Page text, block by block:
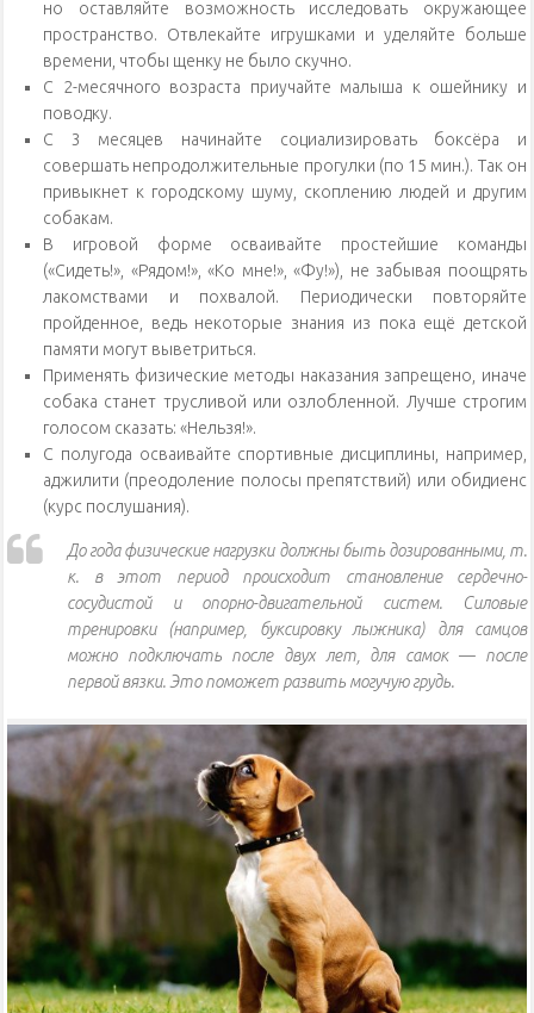
но оставляйте возможность исследовать окружающее
пространство. Отвлекайте игрушками и уделяйте больше
времени, чтобы щенку не было скучно.
С 2-месячного возраста приучайте малыша к ошейнику и
поводку.
С 3 месяцев начинайте социализировать боксёра и
совершать непродолжительные прогулки (по 15 мин.). Так он
привыкнет к городскому шуму, скоплению людей и другим
собакам.
В игровой форме осваивайте простейшие команды
(«Сидеть!», «Рядом!», «Ко мне!», «Фу!»), не забывая поощрять
лакомствами и похвалой. Периодически повторяйте
пройденное, ведь некоторые знания из пока ещё детской
памяти могут выветриться.
Применять физические методы наказания запрещено, иначе
собака станет трусливой или озлобленной. Лучше строгим
голосом сказать: «Нельзя!».
С полугода осваивайте спортивные дисциплины, например,
аджилити (преодоление полосы препятствий) или обидиенс
(курс послушания).
До года физические нагрузки должны быть дозированными, т.
к. в этот период происходит становление сердечно-
сосудистой и опорно-двигательной систем. Силовые
тренировки (например, буксировку лыжника) для самцов
можно подключать после двух лет, для самок — после
первой вязки. Это поможет развить могучую грудь.